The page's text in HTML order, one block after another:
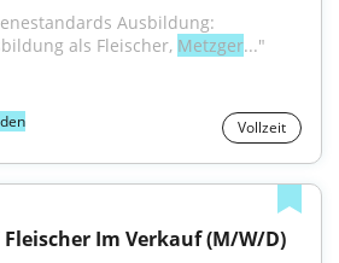
Ausbildung:
als Fleischer, Metzger..."
Vollzeit
Im Verkauf (M/W/D)